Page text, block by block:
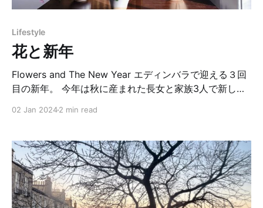
につける期間は決まっていて、春の訪れ、例えば、花の
ニツァを木に結びつけ、健康と幸運を祈ります。 夫の実
家からは毎年「お友達にあげて」とマルテニツァのブレ
Lifestyle
花と新年
Flowers and The New Year エディンバラで迎える３回
目の新年。 今年は秋に産まれた長女と家族3人で新しい
会い、お茶屋さんのお店で何度か生け花のワークショッ
プを開催していただいた事がありました。 その先生は
「お手洗いのような場所でもお花が一輪飾ってあるだけ
で気持ちが良い」とお話しをしていました。 確かにお花
にはそんな不思議な力があります。何気なく飾ってある
02 Jan 20242 min read